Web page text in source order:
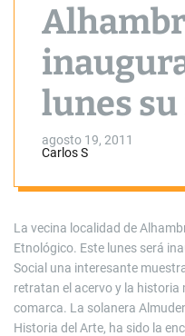
lunes
Museo
solanera
Abadillo
agosto 19, 2011
Carlos S
La vecina localidad de
Etnológico. Este lunes será
Social una interesante
retratan el acervo y la historia
comarca. La solanera
Historia del Arte, ha sido la